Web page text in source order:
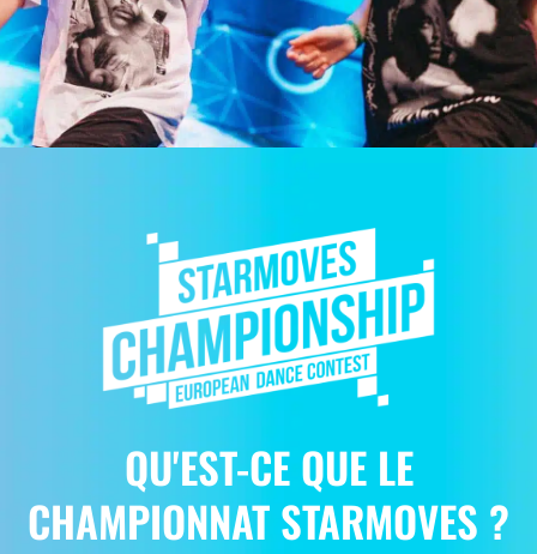
QU'EST-CE QUE LE
CHAMPIONNAT STARMOVES ?